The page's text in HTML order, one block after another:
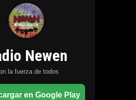
Newen
la fuerza de todos
en Google Play